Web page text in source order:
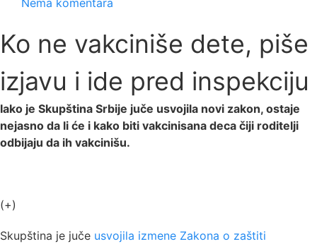
Ko ne vakciniše dete, piše
izjavu i ide pred inspekciju
Iako je Skupština Srbije juče usvojila novi zakon, ostaje
nejasno da li će i kako biti vakcinisana deca čiji roditelji
odbijaju da ih vakcinišu.
(+)
Skupština je juče usvojila izmene Zakona o zaštiti